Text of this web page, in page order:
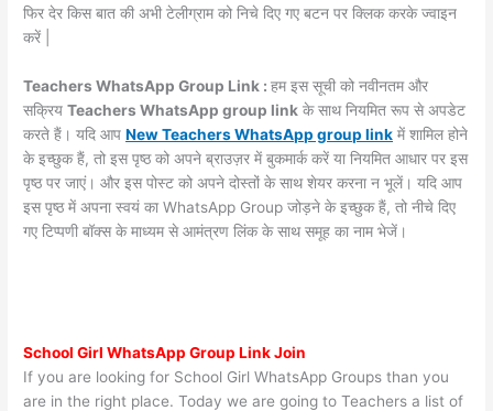
फिर देर किस बात की अभी टेलीग्राम को निचे दिए गए बटन पर क्लिक करके ज्वाइन
करें |
Teachers WhatsApp Group Link :हम इस सूची को नवीनतम और
सक्रियTeachers WhatsApp group link के साथ नियमित रूप से अपडेट
करते हैं। यदि आपNew Teachers WhatsApp group link में शामिल होने
के इच्छुक हैं, तो इस पृष्ठ को अपने ब्राउज़र में बुकमार्क करें या नियमित आधार पर इस
पृष्ठ पर जाएं। और इस पोस्ट को अपने दोस्तों के साथ शेयर करना न भूलें। यदि आप
इस पृष्ठ में अपना स्वयं का WhatsApp Group जोड़ने के इच्छुक हैं, तो नीचे दिए
गए टिप्पणी बॉक्स के माध्यम से आमंत्रण लिंक के साथ समूह का नाम भेजें।
School Girl WhatsApp Group Link Join
If you are looking for School Girl WhatsApp Groups than you
are in the right place. Today we are going to Teachers a list of